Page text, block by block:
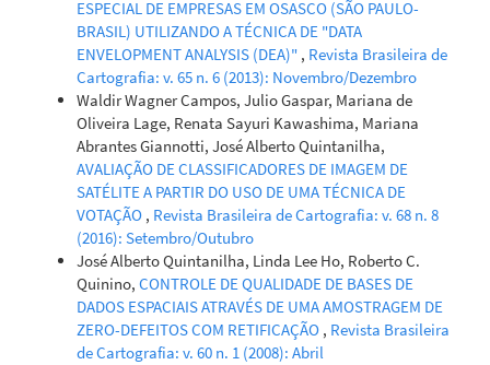
ESPECIAL DE EMPRESAS EM OSASCO (SÃO PAULO-
BRASIL) UTILIZANDO A TÉCNICA DE "DATA
ENVELOPMENT ANALYSIS (DEA)" , Revista Brasileira de
Cartografia: v. 65 n. 6 (2013): Novembro/Dezembro
Waldir Wagner Campos, Julio Gaspar, Mariana de
Oliveira Lage, Renata Sayuri Kawashima, Mariana
Abrantes Giannotti, José Alberto Quintanilha,
AVALIAÇÃO DE CLASSIFICADORES DE IMAGEM DE
SATÉLITE A PARTIR DO USO DE UMA TÉCNICA DE
VOTAÇÃO , Revista Brasileira de Cartografia: v. 68 n. 8
(2016): Setembro/Outubro
José Alberto Quintanilha, Linda Lee Ho, Roberto C.
Quinino, CONTROLE DE QUALIDADE DE BASES DE
DADOS ESPACIAIS ATRAVÉS DE UMA AMOSTRAGEM DE
ZERO-DEFEITOS COM RETIFICAÇÃO , Revista Brasileira
de Cartografia: v. 60 n. 1 (2008): Abril